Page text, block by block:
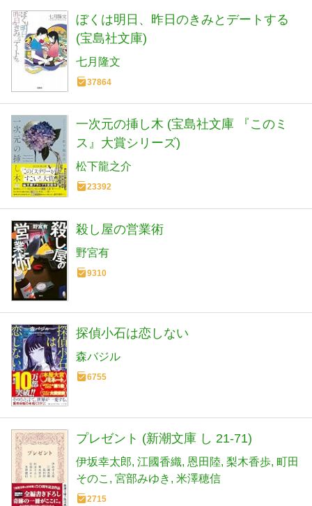
ぼくは明日、昨日のきみとデートする
(宝島社文庫)
七月隆文
37864
一次元の挿し木 (宝島社文庫 『このミ
ス』大賞シリーズ)
松下龍之介
23392
殺し屋の営業術
野宮有
9310
探偵小石は恋しない
森バジル
6755
プレゼント (新潮文庫 し 21-71)
伊坂幸太郎 江國香織 恩田陸 梨木香歩 町田
そのこ
宮部みゆき 米澤穂信
2715